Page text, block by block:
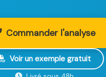
Commander l'analyse
Voir un exemple gratuit